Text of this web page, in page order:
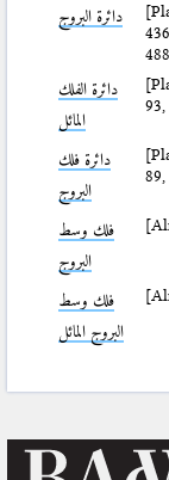
دائرة البروج
دائرة الفلك
المائل
دائرة فلك
البروج
فلك وسط
البروج
فلك وسط
البروج المائل